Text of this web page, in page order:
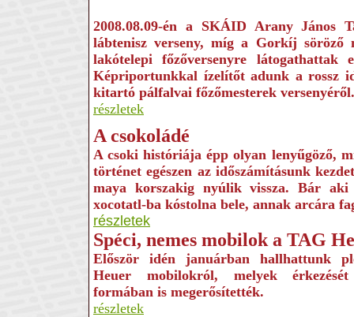
2008.08.09-én a SKÁID Arany János
lábtenisz verseny, míg a Gorkíj söröző
lakótelepi főzőversenyre látogathattak
Képriportunkkal ízelítőt adunk a rossz
kitartó pálfalvai főzőmesterek versenyéről.
részletek
A csokoládé
A csoki históriája épp olyan lenyűgöző,
történet egészen az időszámításunk
maya korszakig nyúlik vissza. Bár aki
xocotatl-ba kóstolna bele, annak arcára
részletek
Spéci, nemes mobilok a TAG
Először idén januárban hallhattunk
Heuer mobilokról, melyek
formában is megerősítették.
részletek